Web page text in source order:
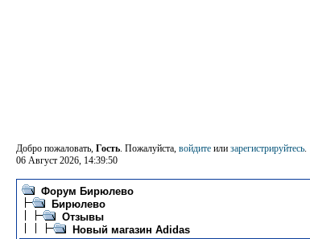
Добро пожаловать, Гость. Пожалуйста, войдите или зарегистрируйтесь.
06 Август 2026, 14:39:50
Форум Бирюлево
Бирюлево
Отзывы
Новый магазин Adidas